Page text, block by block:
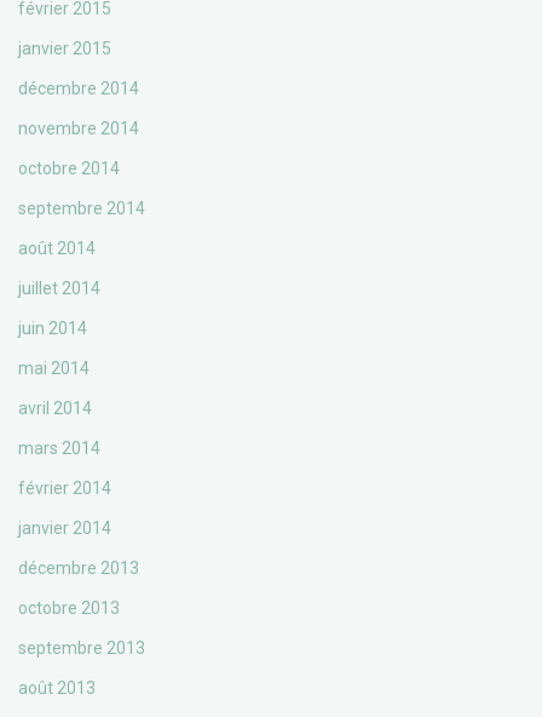
février 2015
janvier 2015
décembre 2014
novembre 2014
octobre 2014
septembre 2014
août 2014
juillet 2014
juin 2014
mai 2014
avril 2014
mars 2014
février 2014
janvier 2014
décembre 2013
octobre 2013
septembre 2013
août 2013